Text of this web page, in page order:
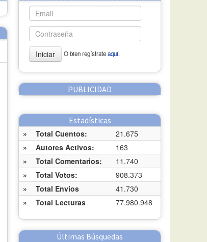
Iniciar O bien regístrateaquí.
PUBLICIDAD
Estadísticas
»
Total Cuentos:
21.675
»
Autores Activos:
163
»
Total Comentarios:
11.740
»
Total Votos:
908.373
»
Total Envios
41.730
»
Total Lecturas 77.980.948
Últimas Búsquedas